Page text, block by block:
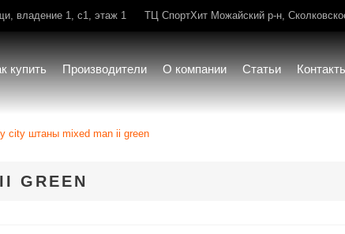
владение 1, с1, этаж 1 ТЦ СпортХит Можайский р-н,
купить Производители О компании Статьи
city штаны mixed man ii green
GREEN